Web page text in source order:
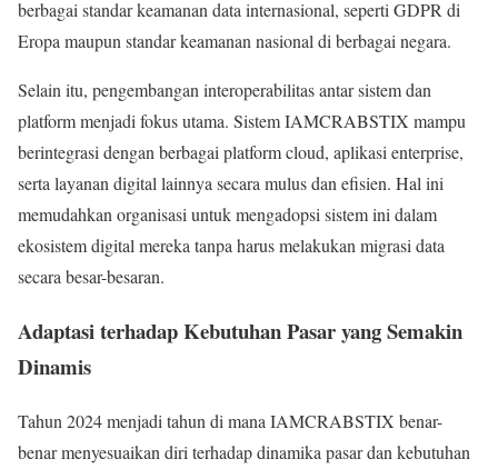
berbagai standar keamanan data internasional, seperti GDPR di
Eropa maupun standar keamanan nasional di berbagai negara.
Selain itu, pengembangan interoperabilitas antar sistem dan
platform menjadi fokus utama. Sistem IAMCRABSTIX mampu
berintegrasi dengan berbagai platform cloud, aplikasi enterprise,
serta layanan digital lainnya secara mulus dan efisien. Hal ini
memudahkan organisasi untuk mengadopsi sistem ini dalam
ekosistem digital mereka tanpa harus melakukan migrasi data
secara besar-besaran.
Adaptasi terhadap Kebutuhan Pasar yang Semakin
Dinamis
Tahun 2024 menjadi tahun di mana IAMCRABSTIX benar-
benar menyesuaikan diri terhadap dinamika pasar dan kebutuhan